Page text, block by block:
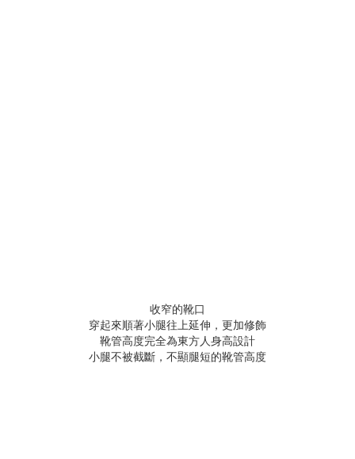
收窄的靴口
穿起來順著小腿往上延伸，更加修飾
靴管高度完全為東方人身高設計
小腿不被截斷，不顯腿短的靴管高度